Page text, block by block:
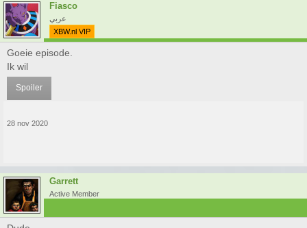
Fiasco
عربي
XBW.nl VIP
Goeie episode.
Ik wil
Spoiler
28 nov 2020
Garrett
Active Member